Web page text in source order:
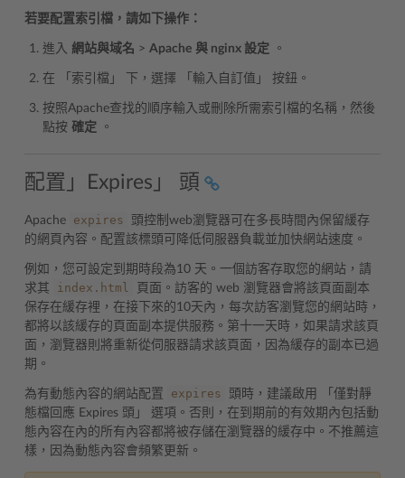
若要配置索引檔，請如下操作：
進入 網站與域名 > Apache 與 nginx 設定 。
在 「索引檔」 下，選擇 「輸入自訂值」 按鈕。
按照Apache查找的順序輸入或刪除所需索引檔的名稱，然後
點按 確定 。
配置」Expires」 頭
Apache expires
頭控制web瀏覽器可在多長時間內保留緩存
的網頁內容。配置該標頭可降低伺服器負載並加快網站速度。
例如，您可設定到期時段為10 天。一個訪客存取您的網站，請
求其
index.html
頁面。訪客的 web 瀏覽器會將該頁面副本
保存在緩存裡，在接下來的10天內，每次訪客瀏覽您的網站時，
都將以該緩存的頁面副本提供服務。第十一天時，如果請求該頁
面，瀏覽器則將重新從伺服器請求該頁面，因為緩存的副本已過
期。
為有動態內容的網站配置 expires
頭時，建議啟用 「僅對靜
態檔回應 Expires 頭」 選項。否則，在到期前的有效期內包括動
態內容在內的所有內容都將被存儲在瀏覽器的緩存中。不推薦這
樣，因為動態內容會頻繁更新。